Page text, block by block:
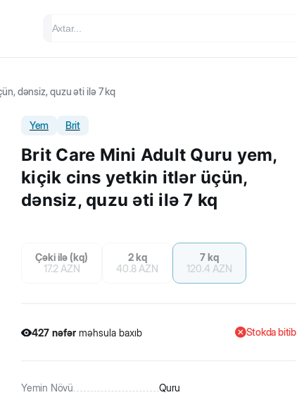
dənsiz, quzu əti ilə 7 kq
Yem Brit
Brit Care Mini Adult Quru yem,
kiçik cins yetkin itlər üçün,
dənsiz, quzu əti ilə 7 kq
427 nəfər məhsula baxıb
Stokda bitib
Çəki ilə (kq)
17.2 AZN
2 kq
40.8 AZN
7 kq
120.4 AZN
Yemin Növü
Quru